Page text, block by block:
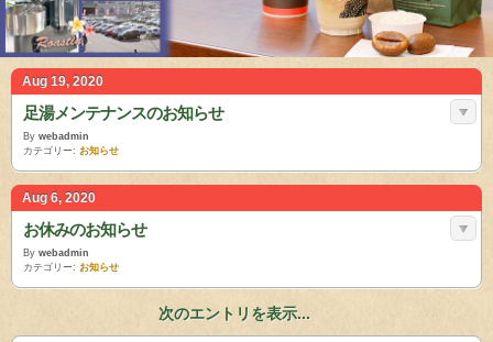
Aug 19, 2020
足湯メンテナンスのお知らせ
By webadmin
カテゴリー: お知らせ
Aug 6, 2020
お休みのお知らせ
By webadmin
カテゴリー: お知らせ
次のエントリを表示...